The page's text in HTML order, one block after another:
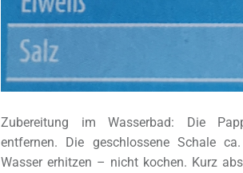
Zubereitung im Wasserbad: Die
entfernen. Die geschlossene Schale
Wasser erhitzen – nicht kochen. Kurz